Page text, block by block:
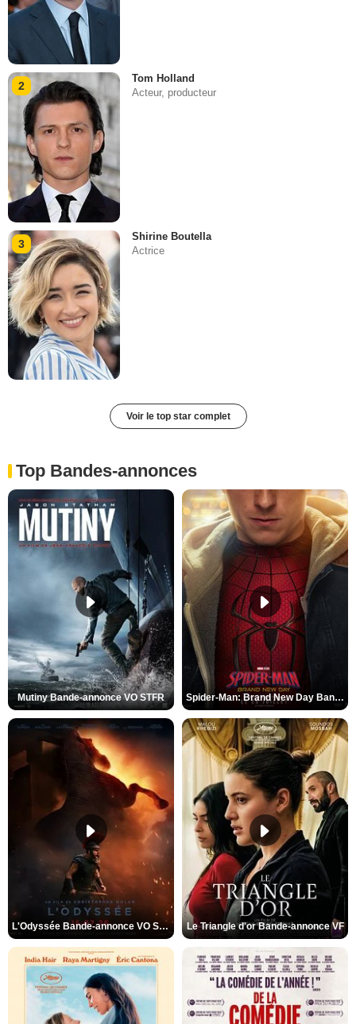
2
Tom Holland
Acteur, producteur
3
Shirine Boutella
Actrice
Voir le top star complet
Top Bandes-annonces
Mutiny Bande-annonce VO STFR Spider-Man: Brand New Day Bande-annonce VO STFR
L'Odyssée Bande-annonce VO STFR Le Triangle d'or Bande-annonce VF